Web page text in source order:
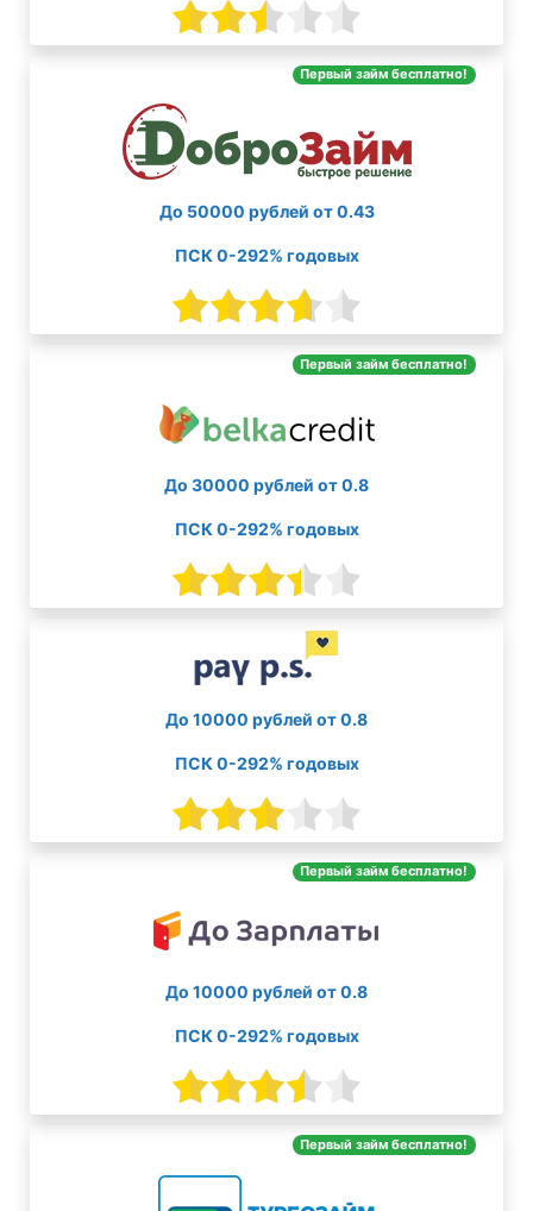
Первый займ бесплатно!
До 50000 рублей от 0.43
ПСК 0-292% годовых
Первый займ бесплатно!
До 30000 рублей от 0.8
ПСК 0-292% годовых
До 10000 рублей от 0.8
ПСК 0-292% годовых
Первый займ бесплатно!
До 10000 рублей от 0.8
ПСК 0-292% годовых
Первый займ бесплатно!